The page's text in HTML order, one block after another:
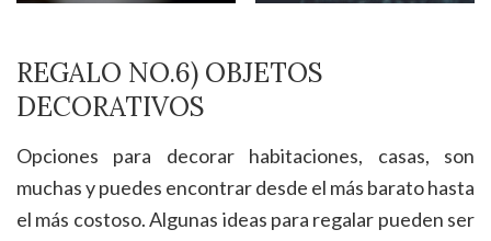
REGALO NO.6) OBJETOS
DECORATIVOS
Opciones para decorar habitaciones, casas, son
muchas y puedes encontrar desde el más barato hasta
el más costoso. Algunas ideas para regalar pueden ser